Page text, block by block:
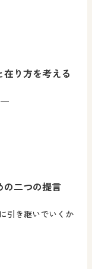
り方を考える
―
の二つの提言
引き継いでいくか